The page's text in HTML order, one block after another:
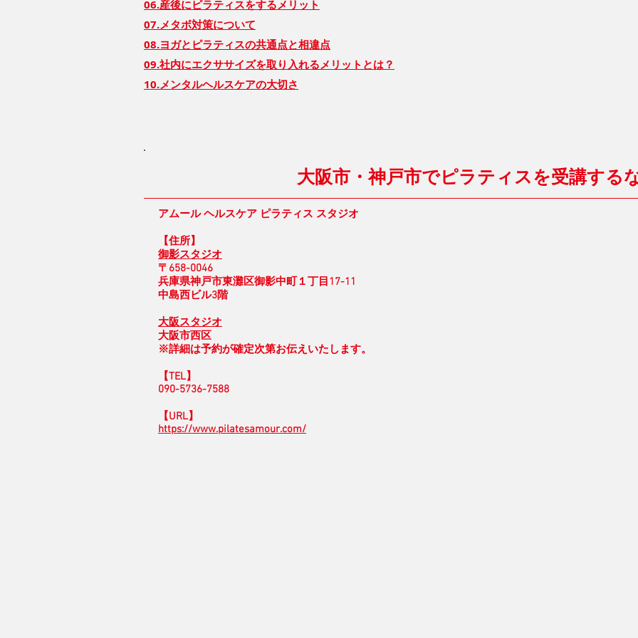
06.産後にピラティスをするメリット
07.メタボ対策について
08.ヨガとピラティスの共通点と相違点
09.社内にエクササイズを取り入れるメリットとは？
10.メンタルヘルスケアの大切さ
大阪市・神戸市でピラティスを受講する
アムール ヘルスケア ピラティス スタジオ
【住所】
御影スタジオ
〒658-0046
兵庫県神戸市東灘区御影中町１丁目17-11
中島西ビル3階
大阪スタジオ
大阪市西区
※詳細は予約が確定次第お伝えいたします。
【TEL】
090-5736-7588
【URL】
https://www.pilatesamour.com/